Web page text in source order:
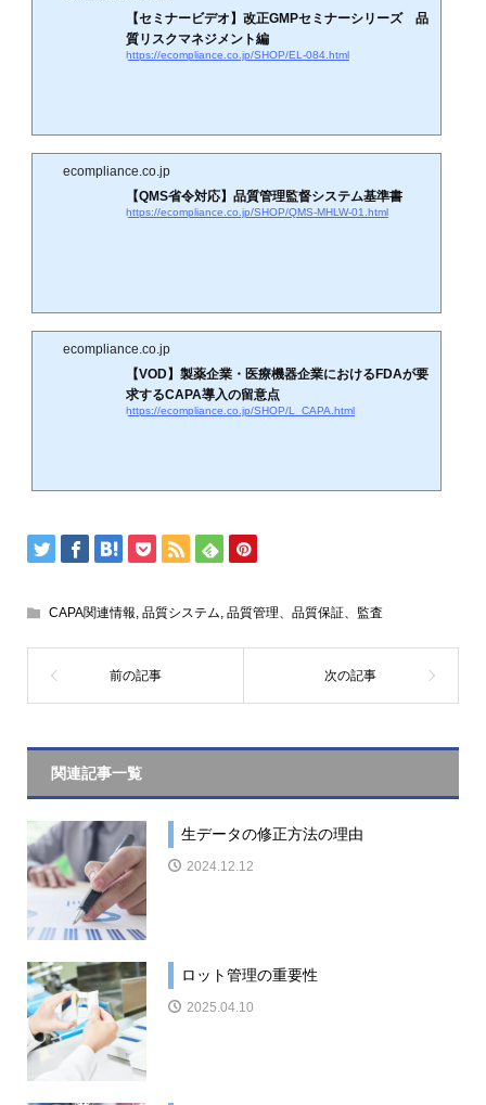
【セミナービデオ】改正GMPセミナーシリーズ 品
質リスクマネジメント編
https://ecompliance.co.jp/SHOP/EL-084.html
ecompliance.co.jp
【QMS省令対応】品質管理監督システム基準書
https://ecompliance.co.jp/SHOP/QMS-MHLW-01.html
ecompliance.co.jp
【VOD】製薬企業・医療機器企業におけるFDAが要
求するCAPA導入の留意点
https://ecompliance.co.jp/SHOP/L_CAPA.html
CAPA関連情報, 品質システム, 品質管理、品質保証、監査
関連記事一覧
生データの修正方法の理由
2024.12.12
ロット管理の重要性
2025.04.10